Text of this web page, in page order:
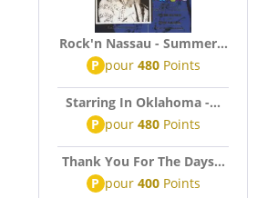
Rock'n Nassau - Summer...
P pour 480Points
Starring In Oklahoma -...
P pour 480Points
Thank You For The Days...
P pour 400Points